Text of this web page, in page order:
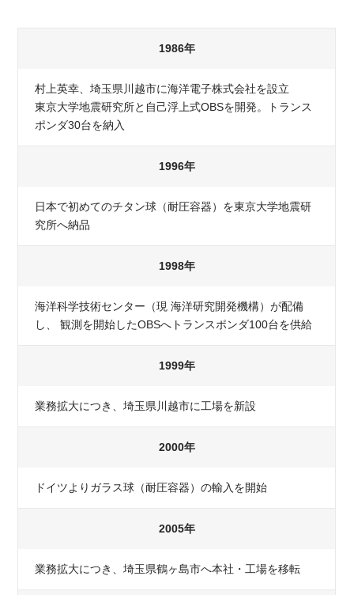
1986年
村上英幸、埼玉県川越市に海洋電子株式会社を設立
東京大学地震研究所と自己浮上式OBSを開発。トランス
ポンダ30台を納入
1996年
日本で初めてのチタン球（耐圧容器）を東京大学地震研
究所へ納品
1998年
海洋科学技術センター（現 海洋研究開発機構）が配備
し、 観測を開始したOBSへトランスポンダ100台を供給
1999年
業務拡大につき、埼玉県川越市に工場を新設
2000年
ドイツよりガラス球（耐圧容器）の輸入を開始
2005年
業務拡大につき、埼玉県鶴ヶ島市へ本社・工場を移転